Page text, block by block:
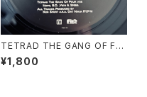
TETRAD THE GANG OF FO
UR / LAILA
¥1,800